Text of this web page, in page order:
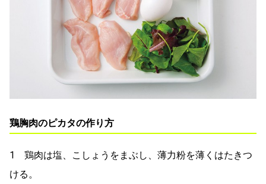
鶏胸肉のピカタの作り方
1 鶏肉は塩、こしょうをまぶし、薄力粉を薄くはたきつ
ける。